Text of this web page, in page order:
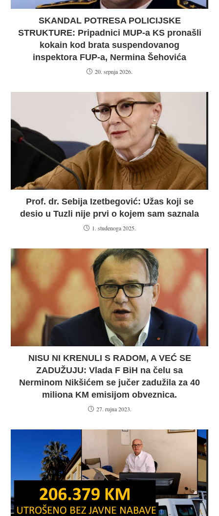
SKANDAL POTRESA POLICIJSKE
STRUKTURE: Pripadnici MUP-a KS pronašli
kokain kod brata suspendovanog
inspektora FUP-a, Nermina Šehovića
20. srpnja 2026.
Prof. dr. Sebija Izetbegović: Užas koji se
desio u Tuzli nije prvi o kojem sam saznala
1. studenoga 2025.
NISU NI KRENULI S RADOM, A VEĆ SE
ZADUŽUJU: Vlada F BiH na čelu sa
Nerminom Nikšićem se jučer zadužila za 40
miliona KM emisijom obveznica.
27. rujna 2023.